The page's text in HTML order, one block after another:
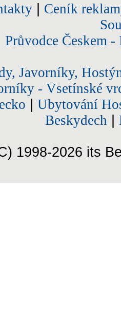
| Ceník
Průvodce Českem
Javorníky,
- Vsetínské
Ubytování
Beskydech
1998-2026 its